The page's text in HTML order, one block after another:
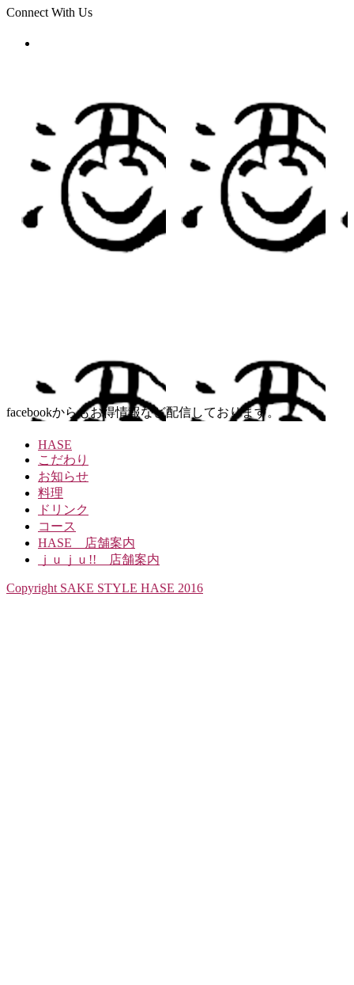
Connect With Us
facebookからもお得情報など配信しております。
HASE
こだわり
お知らせ
料理
ドリンク
コース
HASE 店舗案内
ｊｕｊｕ!! 店舗案内
Copyright SAKE STYLE HASE 2016